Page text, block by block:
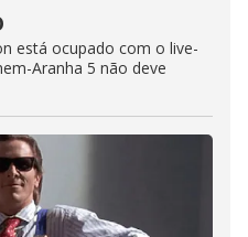
está ocupado com o live-
Aranha 5 não deve